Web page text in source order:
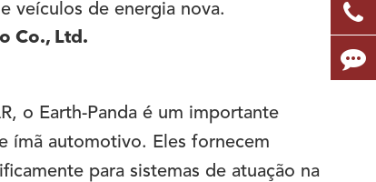
veículos de energia nova.
Co., Ltd.
o Earth-Panda é um importante
ímã automotivo. Eles fornecem
para sistemas de atuação na